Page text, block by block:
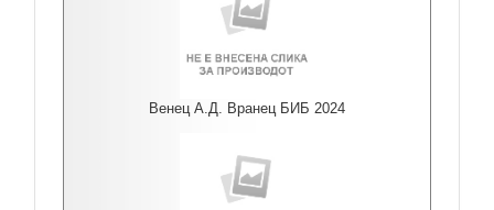
Венец А.Д. Вранец БИБ 2024